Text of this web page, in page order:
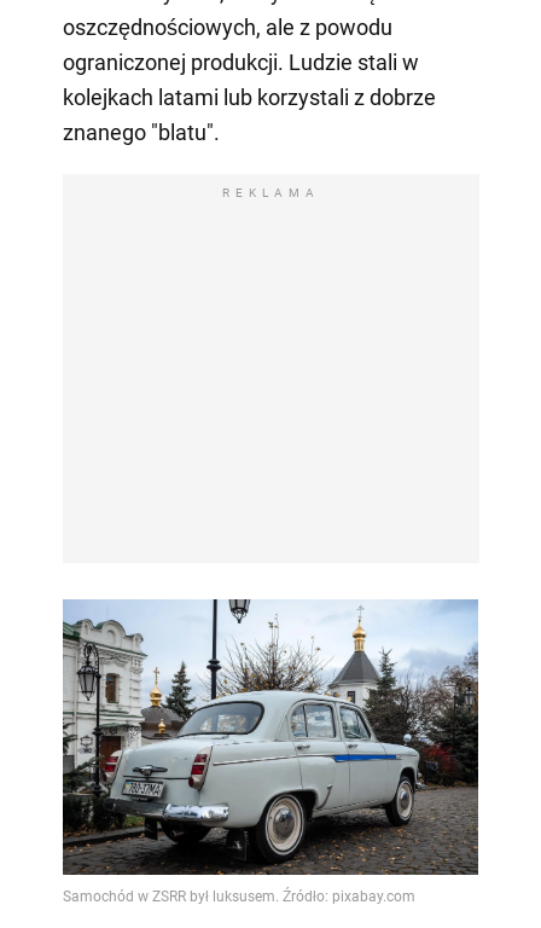
oszczędnościowych, ale z powodu
ograniczonej produkcji. Ludzie stali w
kolejkach latami lub korzystali z dobrze
znanego "blatu".
REKLAMA